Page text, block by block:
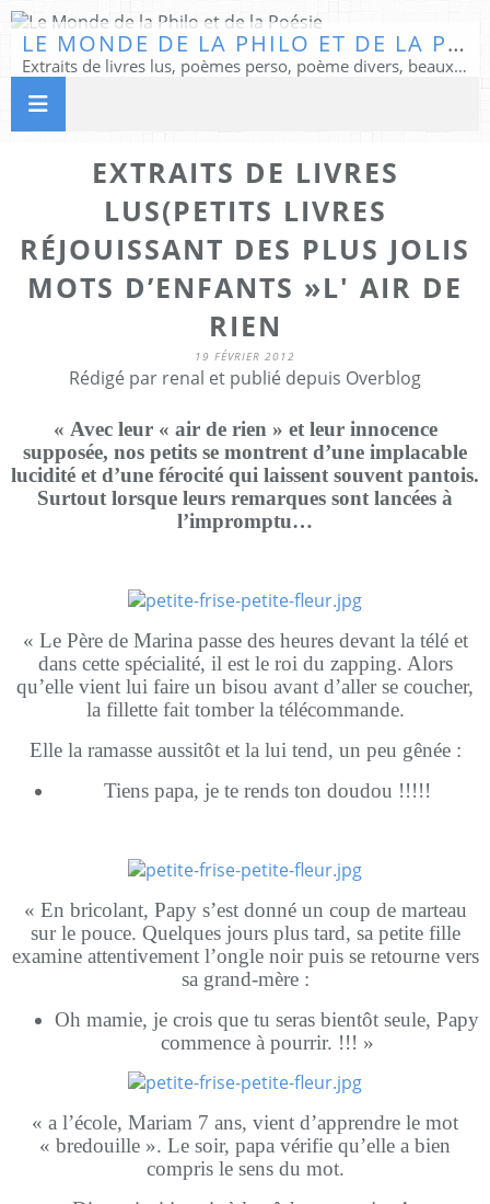
LE MONDE DE LA PHILO ET DE LA POÉSIE
Extraits de livres lus, poèmes perso, poème divers, beaux textes...
EXTRAITS DE LIVRES
LUS(PETITS LIVRES
RÉJOUISSANT DES PLUS JOLIS
MOTS D’ENFANTS »L' AIR DE
RIEN
19 FÉVRIER 2012
Rédigé par renal et publié depuis Overblog
« Avec leur « air de rien » et leur innocence
supposée, nos petits se montrent d’une implacable
lucidité et d’une férocité qui laissent souvent pantois.
Surtout lorsque leurs remarques sont lancées à
l’impromptu…
« Le Père de Marina passe des heures devant la télé et
dans cette spécialité, il est le roi du zapping. Alors
qu’elle vient lui faire un bisou avant d’aller se coucher,
la fillette fait tomber la télécommande.
Elle la ramasse aussitôt et la lui tend, un peu gênée :
Tiens papa, je te rends ton doudou !!!!!
« En bricolant, Papy s’est donné un coup de marteau
sur le pouce. Quelques jours plus tard, sa petite fille
examine attentivement l’ongle noir puis se retourne vers
sa grand-mère :
Oh mamie, je crois que tu seras bientôt seule, Papy
commence à pourrir. !!! »
« a l’école, Mariam 7 ans, vient d’apprendre le mot
« bredouille ». Le soir, papa vérifie qu’elle a bien
compris le sens du mot.